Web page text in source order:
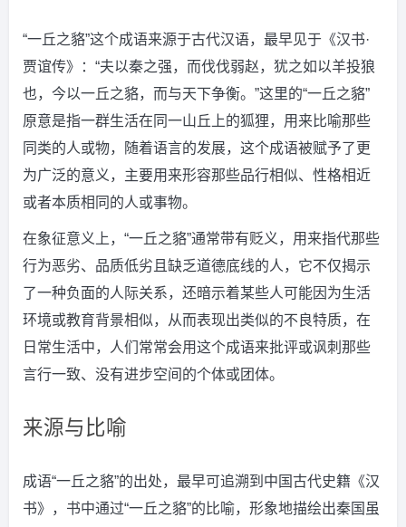
“一丘之貉”这个成语来源于古代汉语，最早见于《汉书·
贾谊传》：“夫以秦之强，而伐伐弱赵，犹之如以羊投狼
也，今以一丘之貉，而与天下争衡。”这里的“一丘之貉”
原意是指一群生活在同一山丘上的狐狸，用来比喻那些
同类的人或物，随着语言的发展，这个成语被赋予了更
为广泛的意义，主要用来形容那些品行相似、性格相近
或者本质相同的人或事物。
在象征意义上，“一丘之貉”通常带有贬义，用来指代那些
行为恶劣、品质低劣且缺乏道德底线的人，它不仅揭示
了一种负面的人际关系，还暗示着某些人可能因为生活
环境或教育背景相似，从而表现出类似的不良特质，在
日常生活中，人们常常会用这个成语来批评或讽刺那些
言行一致、没有进步空间的个体或团体。
来源与比喻
成语“一丘之貉”的出处，最早可追溯到中国古代史籍《汉
书》，书中通过“一丘之貉”的比喻，形象地描绘出秦国虽